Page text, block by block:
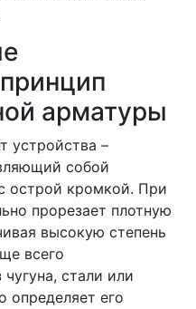
арматуры
устройства –
собой
острой кромкой. При
прорезает плотную
высокую степень
всего
стали или
определяет его